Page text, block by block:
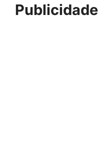
Publicidade